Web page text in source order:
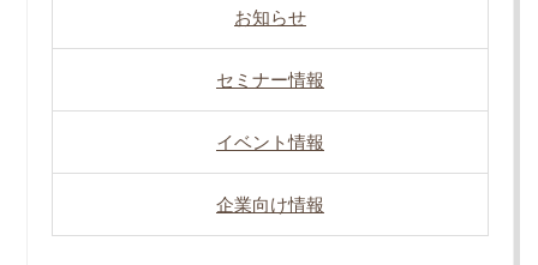
お知らせ
セミナー情報
イベント情報
企業向け情報